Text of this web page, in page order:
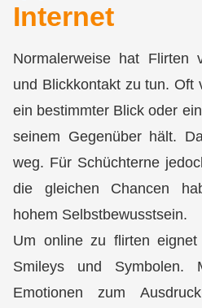
Internet
Normalerweise hat Flirten
und Blickkontaktzu tun. Oft
ein bestimmter Blick oder
seinem Gegenüber hält.
weg. Für Schüchterne
die gleichen Chancen
hohem Selbstbewusstsein.
Um online zu flirten
Smileys und Symbolen.
Emotionen zum